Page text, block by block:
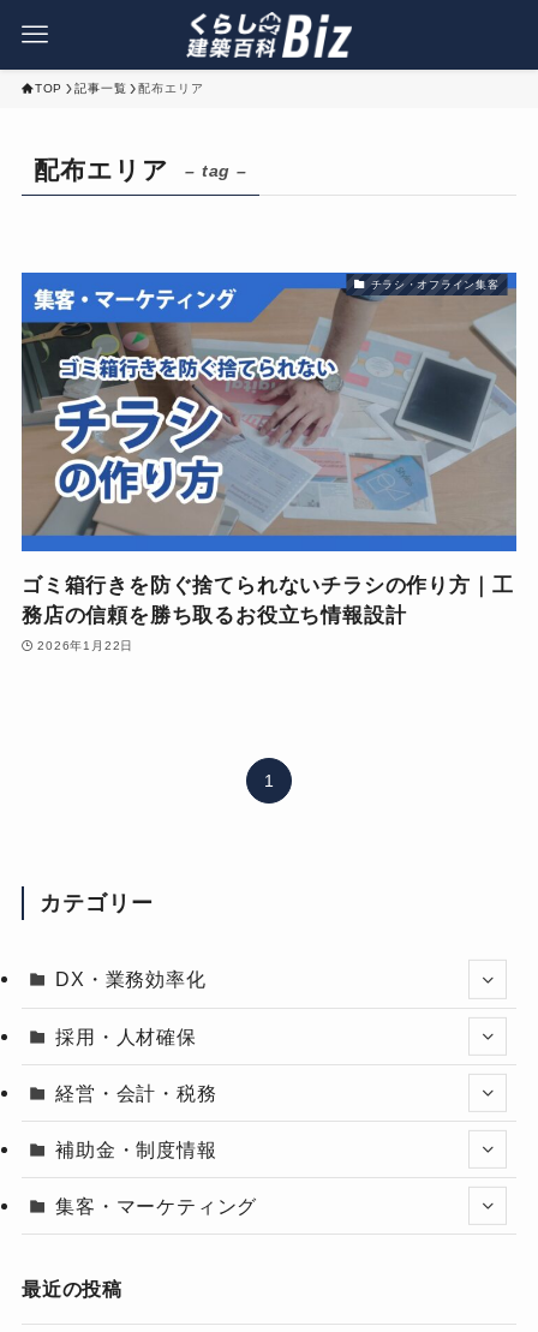
TOP 記事一覧 配布エリア
配布エリア – tag –
チラシ・オフライン集客
ゴミ箱行きを防ぐ捨てられないチラシの作り方｜工
務店の信頼を勝ち取るお役立ち情報設計
2026年1月22日
1
カテゴリー
DX・業務効率化
採用・人材確保
経営・会計・税務
補助金・制度情報
集客・マーケティング
最近の投稿